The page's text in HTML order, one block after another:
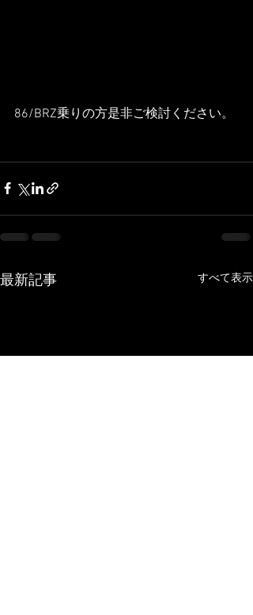
86/BRZ乗りの方是非ご検討ください。
最新記事 すべて表示